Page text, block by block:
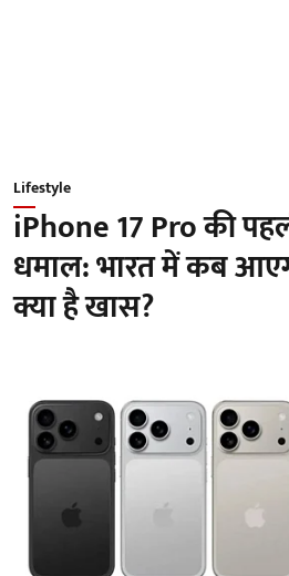
Lifestyle
iPhone 17 Pro की
धमाल: भारत में कब
क्या है खास?